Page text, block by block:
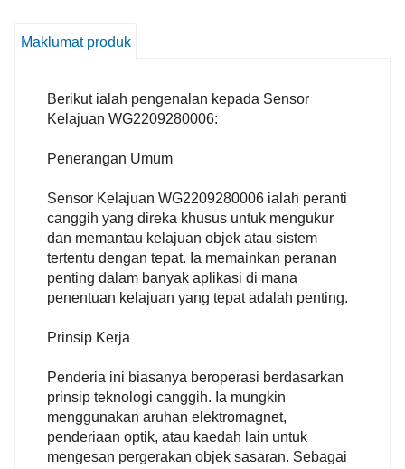
Maklumat produk
Berikut ialah pengenalan kepada Sensor
Kelajuan WG2209280006:
Penerangan Umum
Sensor Kelajuan WG2209280006 ialah peranti
canggih yang direka khusus untuk mengukur
dan memantau kelajuan objek atau sistem
tertentu dengan tepat. Ia memainkan peranan
penting dalam banyak aplikasi di mana
penentuan kelajuan yang tepat adalah penting.
Prinsip Kerja
Penderia ini biasanya beroperasi berdasarkan
prinsip teknologi canggih. Ia mungkin
menggunakan aruhan elektromagnet,
penderiaan optik, atau kaedah lain untuk
mengesan pergerakan objek sasaran. Sebagai